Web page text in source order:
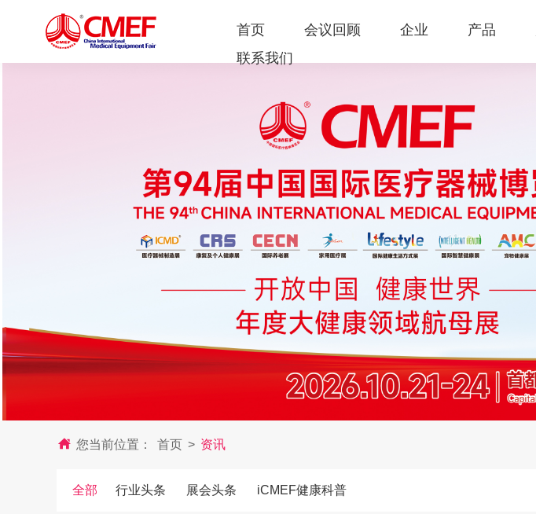
首页 会议回顾 企业 产品
联系我们
您当前位置： 首页 > 资讯
全部 行业头条 展会头条 iCMEF健康科普